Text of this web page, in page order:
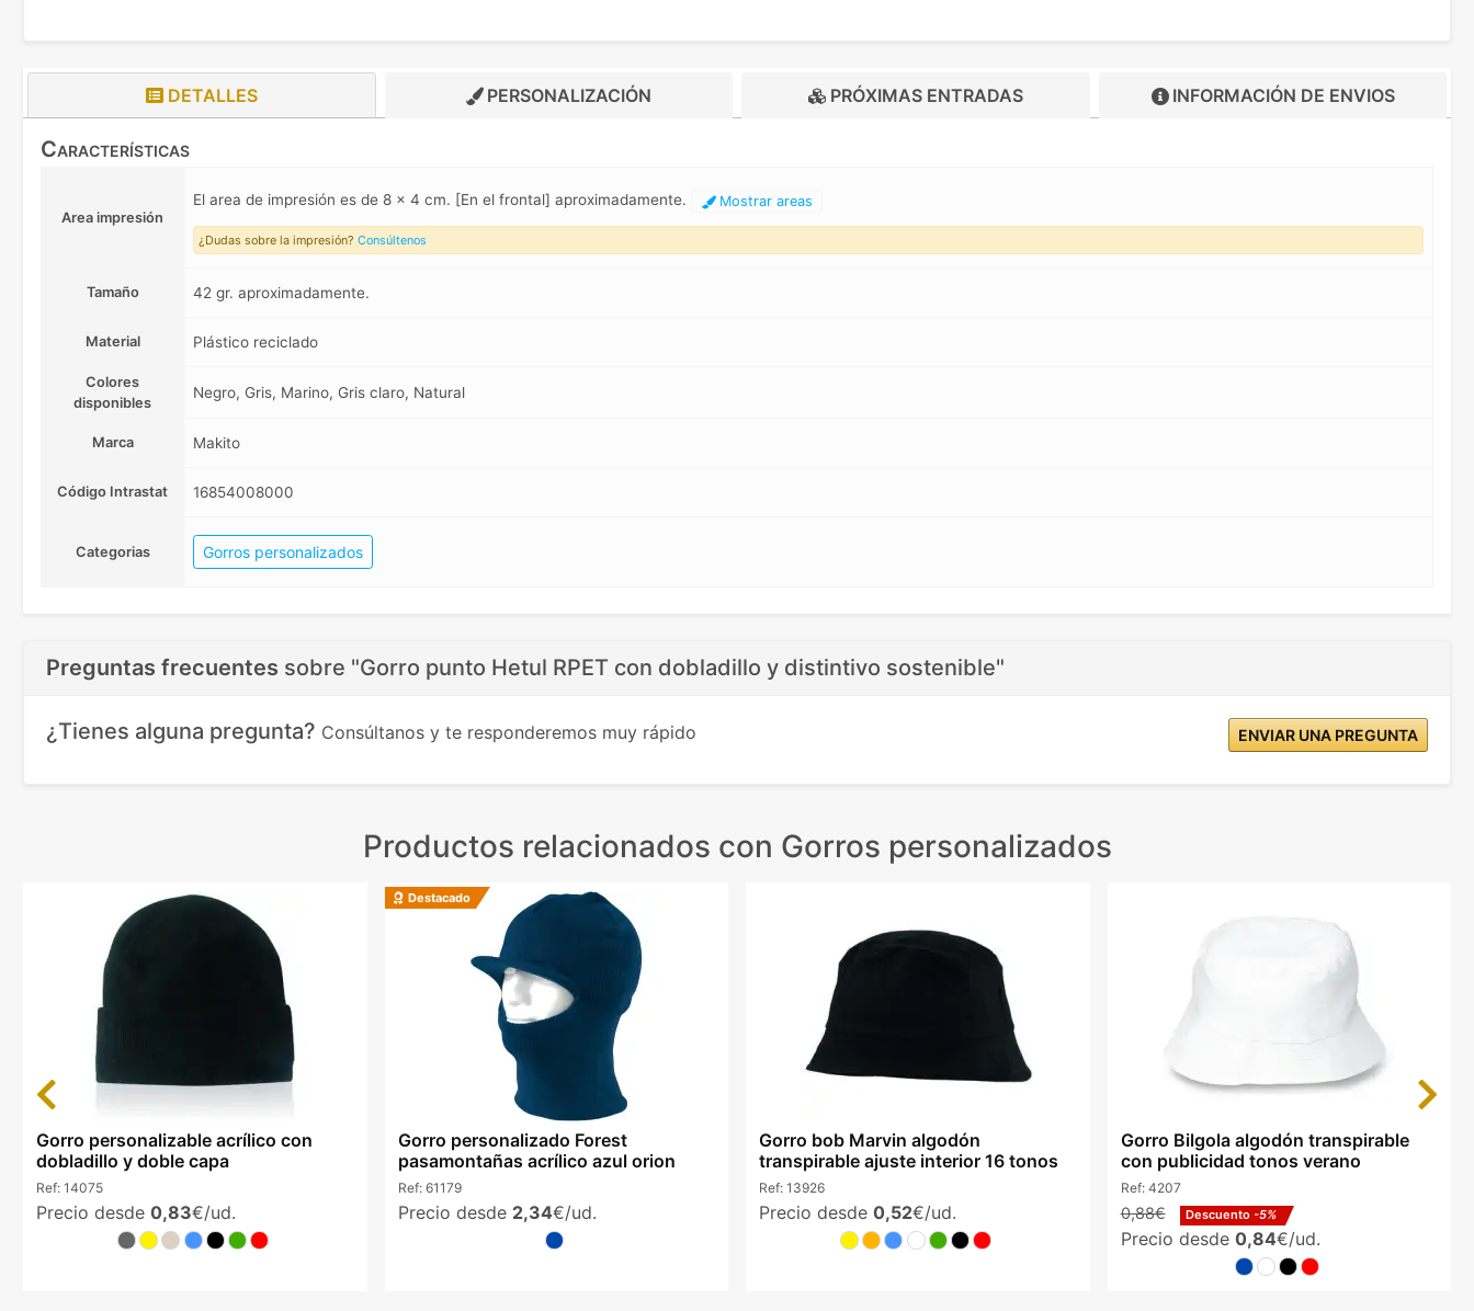
DETALLES PERSONALIZACIÓN PRÓXIMAS ENTRADAS INFORMACIÓN DE ENVIOS
Características
Area impresión
El area de impresión es de 8 x 4 cm. [En el frontal] aproximadamente. Mostrar areas
¿Dudas sobre la impresión? Consúltenos
Tamaño 42 gr. aproximadamente.
Material Plástico reciclado
Colores
disponibles
Negro, Gris, Marino, Gris claro, Natural
Marca Makito
Código Intrastat 16854008000
Categorias Gorros personalizados
Preguntas frecuentes sobre "Gorro punto Hetul RPET con dobladillo y distintivo sostenible"
¿Tienes alguna pregunta? Consúltanos y te responderemos muy rápido ENVIAR UNA PREGUNTA
Productos relacionados con Gorros personalizados
Gorro personalizable acrílico con
dobladillo y doble capa
Ref: 14075
Precio desde 0,83€/ud.
Destacado
Gorro personalizado Forest
pasamontañas acrílico azul orion
Ref: 61179
Precio desde 2,34€/ud.
Gorro bob Marvin algodón
transpirable ajuste interior 16 tonos
Ref: 13926
Precio desde 0,52€/ud.
Gorro Bilgola algodón transpirable
con publicidad tonos verano
Ref: 4207
0,88€ Descuento -5%
Precio desde 0,84€/ud.
Previous Next